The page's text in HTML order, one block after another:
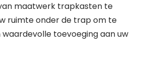
maatwerk trapkasten te
ruimte onder de trap om te
toevoeging aan uw